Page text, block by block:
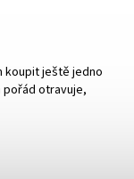
koupit ještě jedno
pořád otravuje,